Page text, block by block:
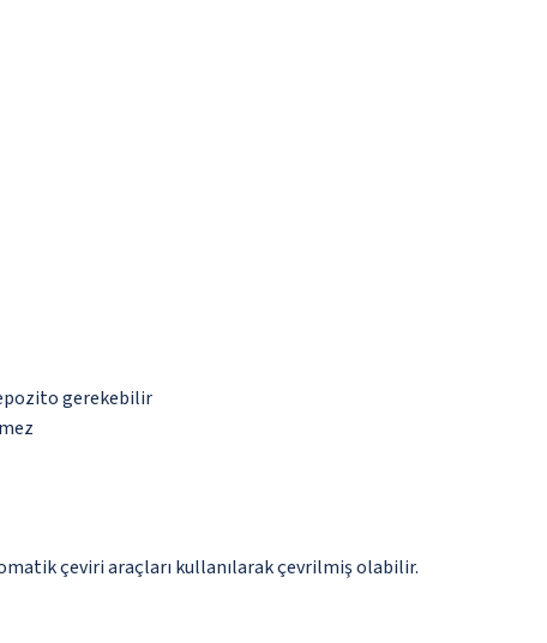
gerekebilir
çeviri araçları kullanılarak çevrilmiş olabilir.